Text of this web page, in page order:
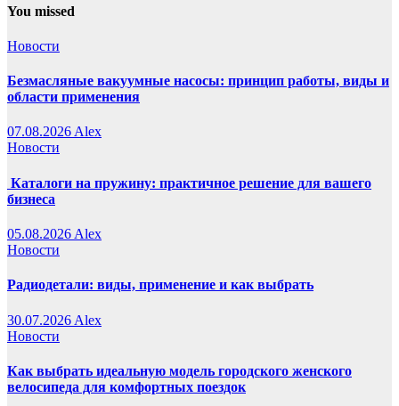
You missed
Новости
Безмасляные вакуумные насосы: принцип работы, виды и
области применения
07.08.2026Alex
Новости
Каталоги на пружину: практичное решение для вашего
бизнеса
05.08.2026 Alex
Новости
Радиодетали: виды, применение и как выбрать
30.07.2026 Alex
Новости
Как выбрать идеальную модель городского женского
велосипеда для комфортных поездок